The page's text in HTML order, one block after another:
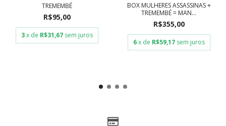
TREMEMBÉ
R$95,00
3x de R$31,67 sem juros
BOX MULHERES ASSASSINAS +
TREMEMBÉ = MAN...
R$355,00
6x de R$59,17 sem juros